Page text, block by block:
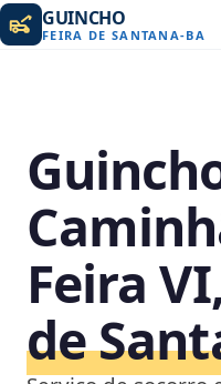
GUINCHO
FEIRA DE SANTANA-BA
Feira
de